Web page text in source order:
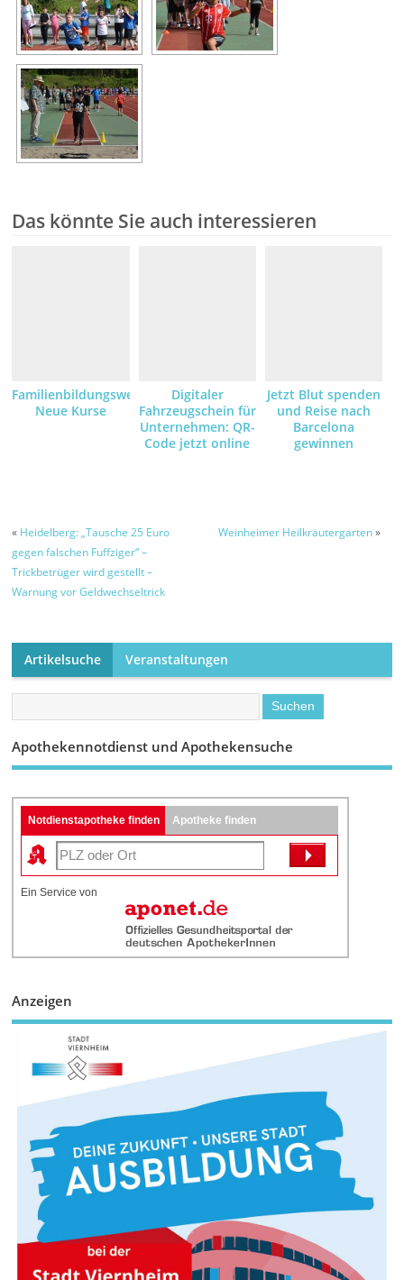
Das könnte Sie auch interessieren
Familienbildungswerk:
Neue Kurse
Digitaler
Fahrzeugschein für
Unternehmen: QR-
Code jetzt online
Jetzt Blut spenden
und Reise nach
Barcelona
gewinnen
« Heidelberg: „Tausche 25 Euro
gegen falschen Fuffziger“ –
Trickbetrüger wird gestellt –
Warnung vor Geldwechseltrick
Weinheimer Heilkräutergarten»
Artikelsuche Veranstaltungen
Apothekennotdienst und Apothekensuche
Notdienstapotheke finden Apotheke finden
Ein Service von
Anzeigen